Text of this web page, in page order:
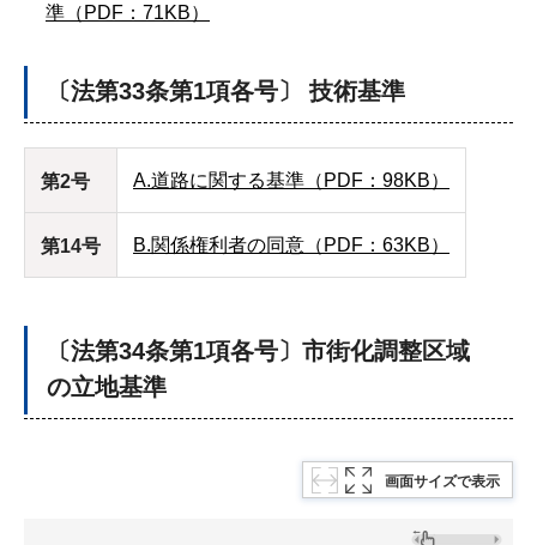
準（PDF：71KB）
〔法第33条第1項各号〕 技術基準
第2号 A.道路に関する基準（PDF：98KB）
第14号 B.関係権利者の同意（PDF：63KB）
〔法第34条第1項各号〕市街化調整区域
の立地基準
画面サイズで表示